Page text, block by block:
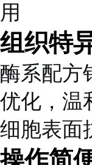
用
组织特
酶系配方
优化，温
细胞表面
操作简